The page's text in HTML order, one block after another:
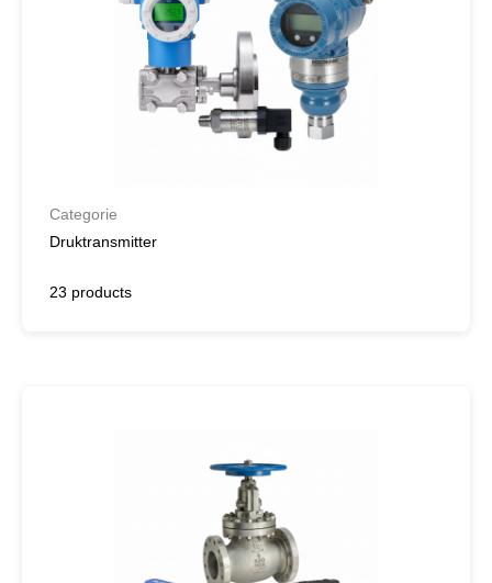
Categorie
Druktransmitter
23 products